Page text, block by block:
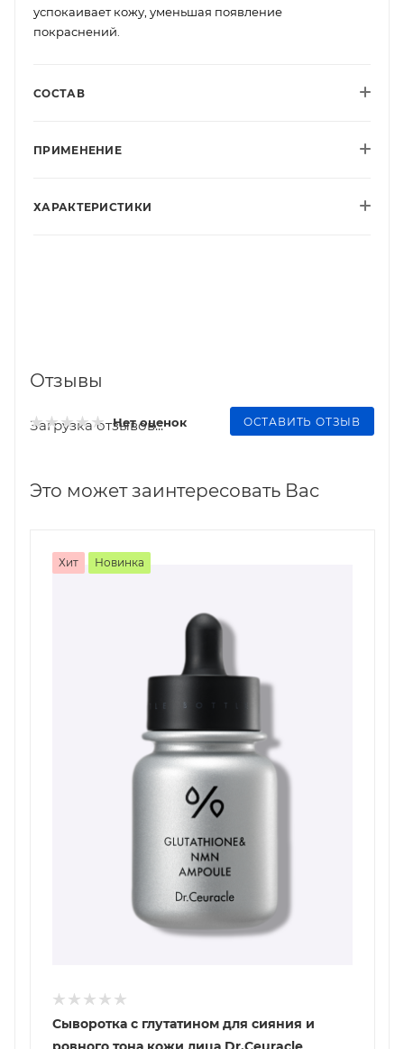
успокаивает кожу, уменьшая появление
покраснений.
СОСТАВ
ПРИМЕНЕНИЕ
ХАРАКТЕРИСТИКИ
Отзывы
Нет оценок ОСТАВИТЬ ОТЗЫВ
Загрузка отзывов...
Это может заинтересовать Вас
Хит Новинка
Сыворотка с глутатином для сияния и